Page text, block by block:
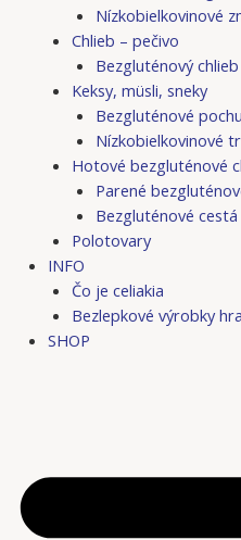
Nízkobielkovinové
Chlieb – pečivo
Bezgluténový
Keksy, müsli, sneky
Bezgluténové
Nízkobielkovinové
Hotové bezgluténové
Parené
Bezgluténové cestá
Polotovary
INFO
Čo je celiakia
Bezlepkové výrobky
SHOP